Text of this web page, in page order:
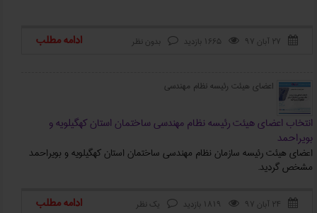
 ۲۷ آبان ۹۷  1665 بازدید  بدون نظر ادامه مطلب
اعضای هیئت رئیسه نظام مهندسی
انتخاب اعضای هیئت رئیسه نظام مهندسی ساختمان استان کهگیلویه و
بویراحمد
اعضای هیئت رئیسه سازمان نظام مهندسی ساختمان استان کهگیلویه و بویراحمد
مشخص گردید.
 ۲۴ آبان ۹۷  1819 بازدید  یک نظر ادامه مطلب